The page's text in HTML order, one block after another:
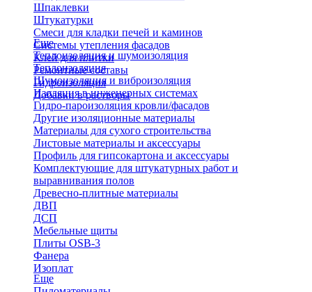
Шпаклевки
Штукатурки
Смеси для кладки печей и каминов
Системы утепления фасадов
Клей для плитки
Ремонтные составы
Гидроизоляция
Добавки в растворы
Еще
Теплоизоляция и шумоизоляция
Теплоизоляция
Шумоизоляция и виброизоляция
Изоляция в инженерных системах
Гидро-пароизоляция кровли/фасадов
Другие изоляционные материалы
Материалы для сухого строительства
Листовые материалы и аксессуары
Профиль для гипсокартона и аксессуары
Комплектующие для штукатурных работ и
выравнивания полов
Древесно-плитные материалы
ДВП
ДСП
Мебельные щиты
Плиты OSB-3
Фанера
Изоплат
Еще